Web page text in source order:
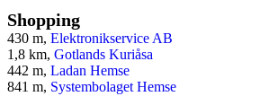
Shopping
430 m, Elektronikservice AB
1,8 km, Gotlands Kuriåsa
442 m, Ladan Hemse
841 m, Systembolaget Hemse